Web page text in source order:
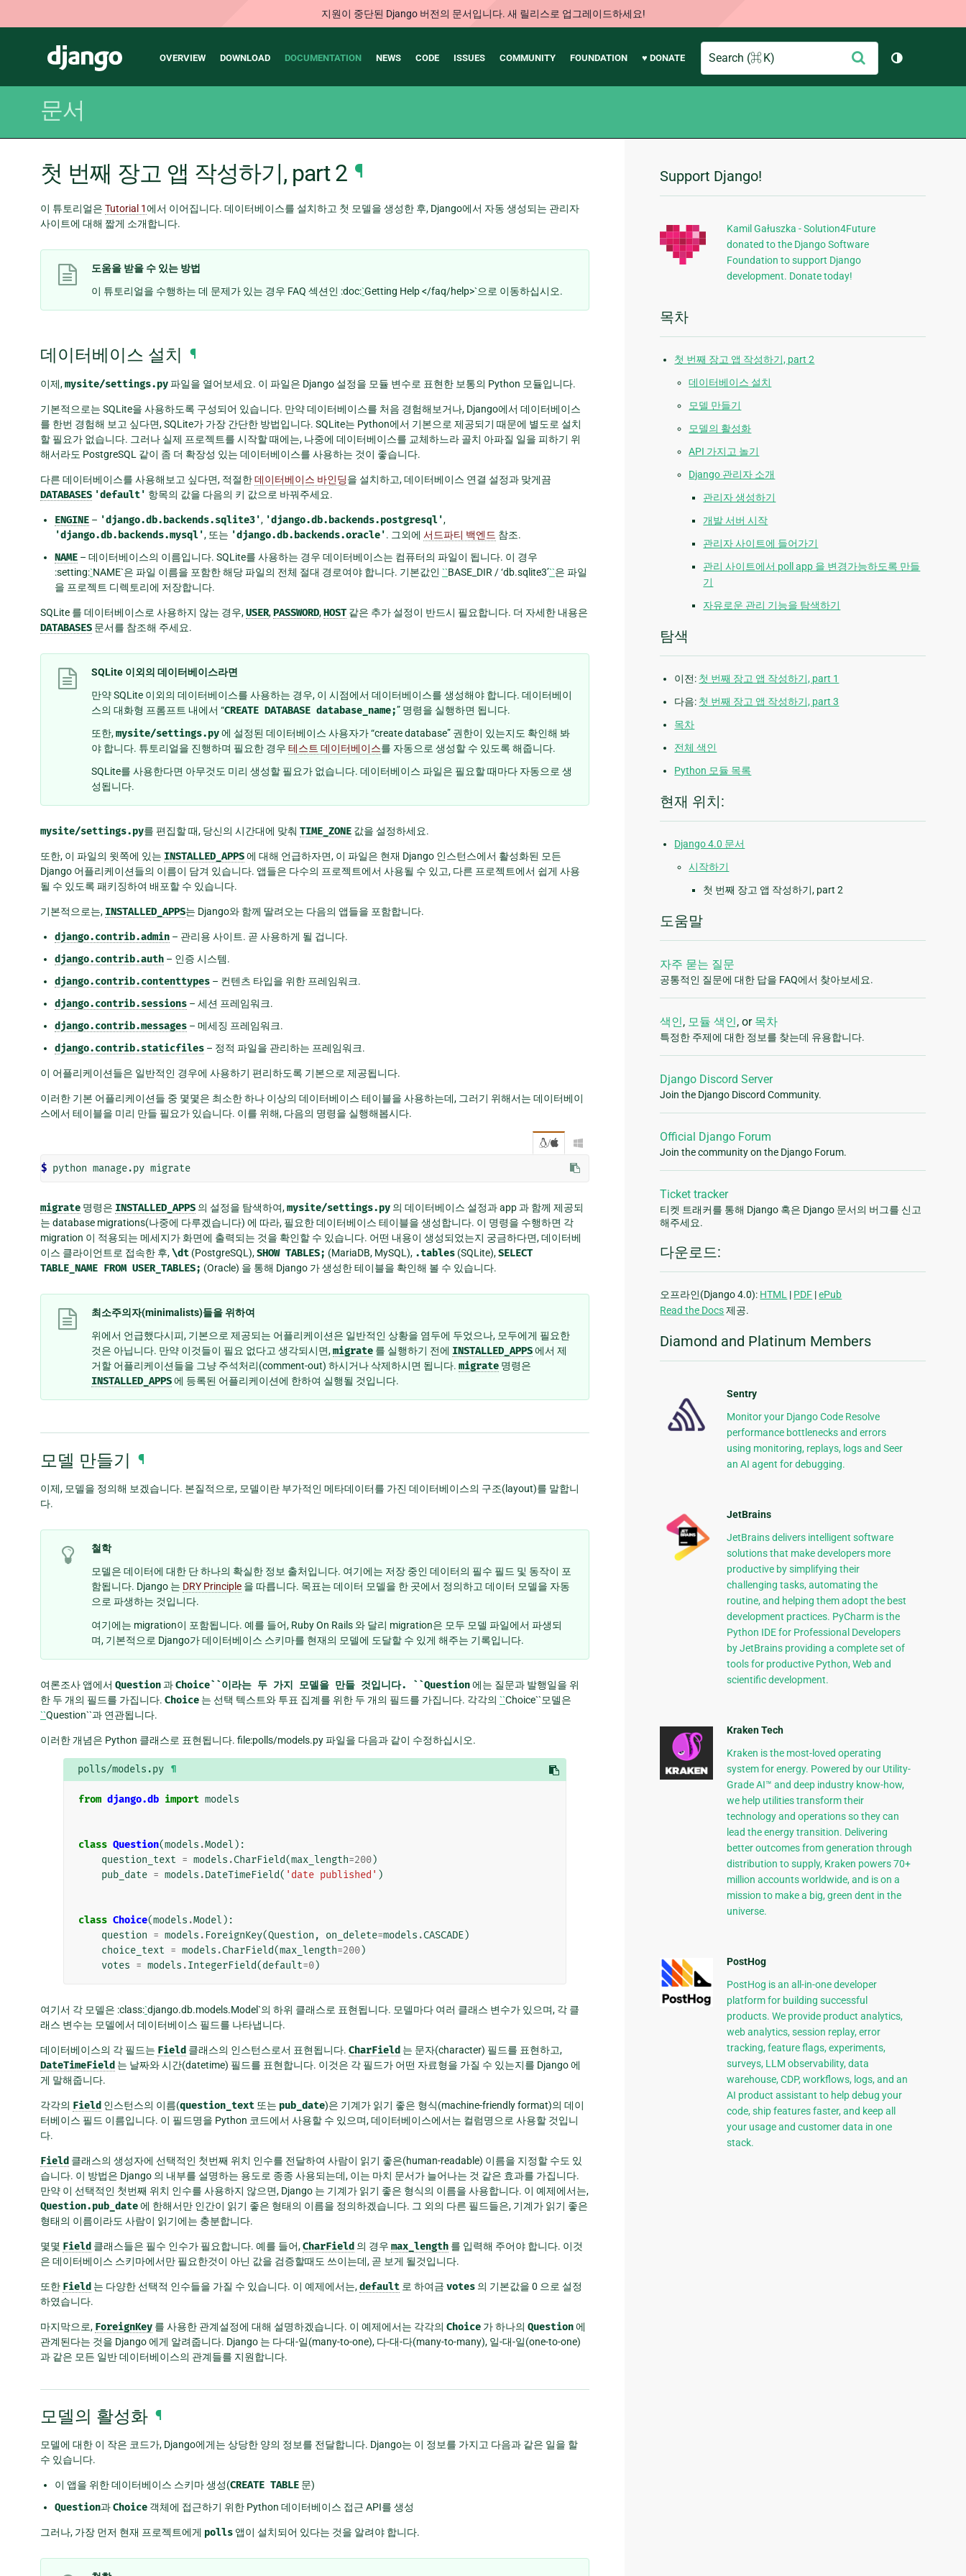
지원이 중단된 Django 버전의 문서입니다. 새 릴리스로 업그레이드하세요!
Django
Main
OVERVIEW DOWNLOAD DOCUMENTATION NEWS CODE ISSUES COMMUNITY FOUNDATION ♥ DONATE
Search
출
테마 토글 (
문서
첫 번째 장고 앱 작성하기, part 2 ¶
이 튜토리얼은 Tutorial 1에서 이어집니다. 데이터베이스를 설치하고 첫 모델을 생성한 후, Django에서 자동 생성되는 관리자
사이트에 대해 짧게 소개합니다.
도움을 받을 수 있는 방법
이 튜토리얼을 수행하는 데 문제가 있는 경우 FAQ 섹션인 :doc:`Getting Help </faq/help>`으로 이동하십시오.
데이터베이스 설치 ¶
이제,mysite/settings.py파일을 열어보세요. 이 파일은 Django 설정을 모듈 변수로 표현한 보통의 Python 모듈입니다.
기본적으로는 SQLite을 사용하도록 구성되어 있습니다. 만약 데이터베이스를 처음 경험해보거나, Django에서 데이터베이스
를 한번 경험해 보고 싶다면, SQLite가 가장 간단한 방법입니다. SQLite는 Python에서 기본으로 제공되기 때문에 별도로 설치
할 필요가 없습니다. 그러나 실제 프로젝트를 시작할 때에는, 나중에 데이터베이스를 교체하느라 골치 아파질 일을 피하기 위
해서라도 PostgreSQL 같이 좀 더 확장성 있는 데이터베이스를 사용하는 것이 좋습니다.
다른 데이터베이스를 사용해보고 싶다면, 적절한데이터베이스 바인딩을 설치하고, 데이터베이스 연결 설정과 맞게끔
DATABASES 'default' 항목의 값을 다음의 키 값으로 바꿔주세요.
ENGINE – 'django.db.backends.sqlite3', 'django.db.backends.postgresql',
'django.db.backends.mysql', 또는 'django.db.backends.oracle'. 그외에 서드파티 백엔드 참조.
NAME – 데이터베이스의 이름입니다. SQLite를 사용하는 경우 데이터베이스는 컴퓨터의 파일이 됩니다. 이 경우
:setting:`NAME`은 파일 이름을 포함한 해당 파일의 전체 절대 경로여야 합니다. 기본값인 ``BASE_DIR / ‘db.sqlite3’``은 파일
을 프로젝트 디렉토리에 저장합니다.
SQLite 를 데이터베이스로 사용하지 않는 경우,USER,PASSWORD,HOST 같은 추가 설정이 반드시 필요합니다. 더 자세한 내용은
DATABASES 문서를 참조해 주세요.
SQLite 이외의 데이터베이스라면
만약 SQLite 이외의 데이터베이스를 사용하는 경우, 이 시점에서 데이터베이스를 생성해야 합니다. 데이터베이
스의 대화형 프롬프트 내에서 “CREATE DATABASE database_name;” 명령을 실행하면 됩니다.
또한,mysite/settings.py에 설정된 데이터베이스 사용자가 “create database” 권한이 있는지도 확인해 봐
야 합니다. 튜토리얼을 진행하며 필요한 경우 테스트 데이터베이스를 자동으로 생성할 수 있도록 해줍니다.
SQLite를 사용한다면 아무것도 미리 생성할 필요가 없습니다. 데이터베이스 파일은 필요할 때마다 자동으로 생
성됩니다.
mysite/settings.py를 편집할 때, 당신의 시간대에 맞춰 TIME_ZONE 값을 설정하세요.
또한, 이 파일의 윗쪽에 있는 INSTALLED_APPS에 대해 언급하자면, 이 파일은 현재 Django 인스턴스에서 활성화된 모든
Django 어플리케이션들의 이름이 담겨 있습니다. 앱들은 다수의 프로젝트에서 사용될 수 있고, 다른 프로젝트에서 쉽게 사용
될 수 있도록 패키징하여 배포할 수 있습니다.
기본적으로는, INSTALLED_APPS는 Django와 함께 딸려오는 다음의 앱들을 포함합니다.
django.contrib.admin – 관리용 사이트. 곧 사용하게 될 겁니다.
django.contrib.auth – 인증 시스템.
django.contrib.contenttypes – 컨텐츠 타입을 위한 프레임워크.
django.contrib.sessions – 세션 프레임워크.
django.contrib.messages – 메세징 프레임워크.
django.contrib.staticfiles – 정적 파일을 관리하는 프레임워크.
이 어플리케이션들은 일반적인 경우에 사용하기 편리하도록 기본으로 제공됩니다.
이러한 기본 어플리케이션들 중 몇몇은 최소한 하나 이상의 데이터베이스 테이블을 사용하는데, 그러기 위해서는 데이터베이
스에서 테이블을 미리 만들 필요가 있습니다. 이를 위해, 다음의 명령을 실행해봅시다.
/ 
$
migrate 명령은 INSTALLED_APPS 의 설정을 탐색하여,mysite/settings.py 의 데이터베이스 설정과 app 과 함께 제공되
는 database migrations(나중에 다루겠습니다) 에 따라, 필요한 데이터베이스 테이블을 생성합니다. 이 명령을 수행하면 각
migration 이 적용되는 메세지가 화면에 출력되는 것을 확인할 수 있습니다. 어떤 내용이 생성되었는지 궁금하다면, 데이터베
이스 클라이언트로 접속한 후,\dt (PostgreSQL),SHOW TABLES; (MariaDB, MySQL), .tables (SQLite),SELECT
TABLE_NAME FROM USER_TABLES; (Oracle) 을 통해 Django 가 생성한 테이블을 확인해 볼 수 있습니다.
최소주의자(minimalists)들을 위하여
위에서 언급했다시피, 기본으로 제공되는 어플리케이션은 일반적인 상황을 염두에 두었으나, 모두에게 필요한
것은 아닙니다. 만약 이것들이 필요 없다고 생각되시면,migrate 를 실행하기 전에 INSTALLED_APPS에서 제
거할 어플리케이션들을 그냥 주석처리(comment-out) 하시거나 삭제하시면 됩니다. migrate 명령은
INSTALLED_APPS에 등록된 어플리케이션에 한하여 실행될 것입니다.
모델 만들기 ¶
이제, 모델을 정의해 보겠습니다. 본질적으로, 모델이란 부가적인 메타데이터를 가진 데이터베이스의 구조(layout)를 말합니
다.
철학
모델은 데이터에 대한 단 하나의 확실한 정보 출처입니다. 여기에는 저장 중인 데이터의 필수 필드 및 동작이 포
함됩니다. Django 는 DRY Principle 을 따릅니다. 목표는 데이터 모델을 한 곳에서 정의하고 데이터 모델을 자동
으로 파생하는 것입니다.
여기에는 migration이 포함됩니다. 예를 들어, Ruby On Rails 와 달리 migration은 모두 모델 파일에서 파생되
며, 기본적으로 Django가 데이터베이스 스키마를 현재의 모델에 도달할 수 있게 해주는 기록입니다.
여론조사 앱에서 Question과Choice``이라는 두 가지 모델을 만들 것입니다. ``Question에는 질문과 발행일을 위
한 두 개의 필드를 가집니다. Choice 는 선택 텍스트와 투표 집계를 위한 두 개의 필드를 가집니다. 각각의 ``Choice``모델은
``Question``과 연관됩니다.
이러한 개념은 Python 클래스로 표현됩니다. file:polls/models.py 파일을 다음과 같이 수정하십시오.
polls/models.py ¶
from django.db import models
class Question(models .Model ):
question_text = models .CharField(max_length=200)
pub_date = models .DateTimeField( 'date published' )
class Choice(models .Model ):
question = models . ForeignKey(Question , on_delete=models .CASCADE)
choice_text = models .CharField(max_length=200)
votes = models .IntegerField(default=0)
여기서 각 모델은 :class:`django.db.models.Model`의 하위 클래스로 표현됩니다. 모델마다 여러 클래스 변수가 있으며, 각 클
래스 변수는 모델에서 데이터베이스 필드를 나타냅니다.
데이터베이스의 각 필드는 Field 클래스의 인스턴스로서 표현됩니다. CharField 는 문자(character) 필드를 표현하고,
DateTimeField 는 날짜와 시간(datetime) 필드를 표현합니다. 이것은 각 필드가 어떤 자료형을 가질 수 있는지를 Django 에
게 말해줍니다.
각각의 Field 인스턴스의 이름(question_text 또는 pub_date)은 기계가 읽기 좋은 형식(machine-friendly format)의 데이
터베이스 필드 이름입니다. 이 필드명을 Python 코드에서 사용할 수 있으며, 데이터베이스에서는 컬럼명으로 사용할 것입니
다.
Field 클래스의 생성자에 선택적인 첫번째 위치 인수를 전달하여 사람이 읽기 좋은(human-readable) 이름을 지정할 수도 있
습니다. 이 방법은 Django 의 내부를 설명하는 용도로 종종 사용되는데, 이는 마치 문서가 늘어나는 것 같은 효과를 가집니다.
만약 이 선택적인 첫번째 위치 인수를 사용하지 않으면, Django 는 기계가 읽기 좋은 형식의 이름을 사용합니다. 이 예제에서는,
Question.pub_date에 한해서만 인간이 읽기 좋은 형태의 이름을 정의하겠습니다. 그 외의 다른 필드들은, 기계가 읽기 좋은
형태의 이름이라도 사람이 읽기에는 충분합니다.
몇몇 Field 클래스들은 필수 인수가 필요합니다. 예를 들어,CharField 의 경우 max_length 를 입력해 주어야 합니다. 이것
은 데이터베이스 스키마에서만 필요한것이 아닌 값을 검증할때도 쓰이는데, 곧 보게 될것입니다.
또한 Field 는 다양한 선택적 인수들을 가질 수 있습니다. 이 예제에서는,default 로 하여금 votes 의 기본값을 0 으로 설정
하였습니다.
마지막으로, ForeignKey 를 사용한 관계설정에 대해 설명하겠습니다. 이 예제에서는 각각의 Choice 가 하나의 Question에
관계된다는 것을 Django 에게 알려줍니다. Django 는 다-대-일(many-to-one), 다-대-다(many-to-many), 일-대-일(one-to-one)
과 같은 모든 일반 데이터베이스의 관계들를 지원합니다.
모델의 활성화 ¶
모델에 대한 이 작은 코드가, Django에게는 상당한 양의 정보를 전달합니다. Django는 이 정보를 가지고 다음과 같은 일을 할
수 있습니다.
이 앱을 위한 데이터베이스 스키마 생성(CREATE TABLE 문)
Question과Choice 객체에 접근하기 위한 Python 데이터베이스 접근 API를 생성
그러나, 가장 먼저 현재 프로젝트에게 polls 앱이 설치되어 있다는 것을 알려야 합니다.
추
가
정
보
Support Django!
Kamil Gałuszka - Solution4Future
donated to the Django Software
Foundation to support Django
development. Donate today!
목차
첫 번째 장고 앱 작성하기, part 2
데이터베이스 설치
모델 만들기
모델의 활성화
API 가지고 놀기
Django 관리자 소개
관리자 생성하기
개발 서버 시작
관리자 사이트에 들어가기
관리 사이트에서 poll app 을 변경가능하도록 만들
기
자유로운 관리 기능을 탐색하기
탐색
이전: 첫 번째 장고 앱 작성하기, part 1
다음: 첫 번째 장고 앱 작성하기, part 3
목차
전체 색인
Python 모듈 목록
현재 위치:
Django 4.0 문서
시작하기
첫 번째 장고 앱 작성하기, part 2
도움말
자주 묻는 질문
공통적인 질문에 대한 답을 FAQ에서 찾아보세요.
색인, 모듈 색인, or 목차
특정한 주제에 대한 정보를 찾는데 유용합니다.
Django Discord Server
Join the Django Discord Community.
Official Django Forum
Join the community on the Django Forum.
Ticket tracker
티켓 트래커를 통해 Django 혹은 Django 문서의 버그를 신고
해주세요.
다운로드:
오프라인(Django 4.0): HTML | PDF |ePub
Read the Docs제공.
Diamond and Platinum Members
Sentry
Monitor your Django Code Resolve
performance bottlenecks and errors
using monitoring, replays, logs and Seer
an AI agent for debugging.
JetBrains
JetBrains delivers intelligent software
solutions that make developers more
productive by simplifying their
challenging tasks, automating the
routine, and helping them adopt the best
development practices. PyCharm is the
Python IDE for Professional Developers
by JetBrains providing a complete set of
tools for productive Python, Web and
scientific development.
Kraken Tech
Kraken is the most-loved operating
system for energy. Powered by our Utility-
Grade AI™ and deep industry know-how,
we help utilities transform their
technology and operations so they can
lead the energy transition. Delivering
better outcomes from generation through
distribution to supply, Kraken powers 70+
million accounts worldwide, and is on a
mission to make a big, green dent in the
universe.
PostHog
PostHog is an all-in-one developer
platform for building successful
products. We provide product analytics,
web analytics, session replay, error
tracking, feature flags, experiments,
surveys, LLM observability, data
warehouse, CDP, workflows, logs, and an
AI product assistant to help debug your
code, ship features faster, and keep all
your usage and customer data in one
stack.